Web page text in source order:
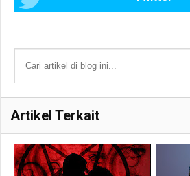
Artikel Terkait